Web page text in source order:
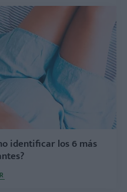
identificar los 6 más